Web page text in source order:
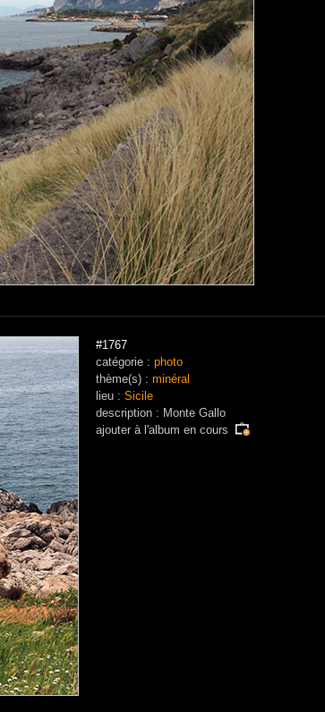
#1767
catégorie : photo
thème(s) : minéral
lieu : Sicile
description : Monte Gallo
ajouter à l'album en cours